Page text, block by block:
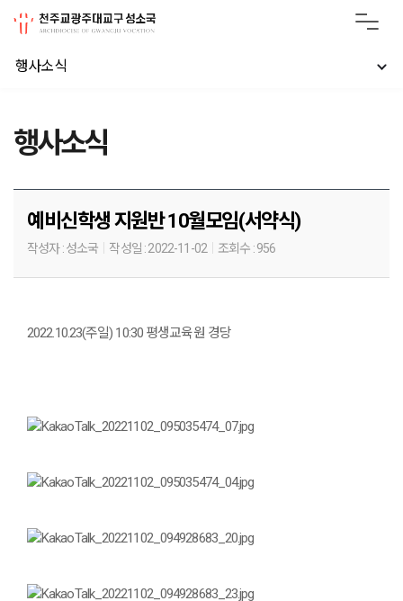
행사소식
행사소식
예비신학생 지원반 10월모임(서약식)
작성자 :성소국 작성일 :2022-11-02 조회수 :956
2022.10.23(주일) 10:30 평생교육원 경당